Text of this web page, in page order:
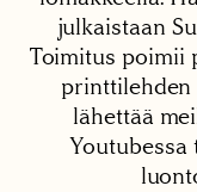
julkaistaan
Toimitus poimii
printtilehden
lähettää
Youtubessa